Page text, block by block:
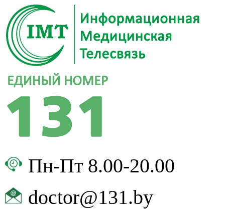
Пн-Пт 8.00-20.00
doctor@131.by